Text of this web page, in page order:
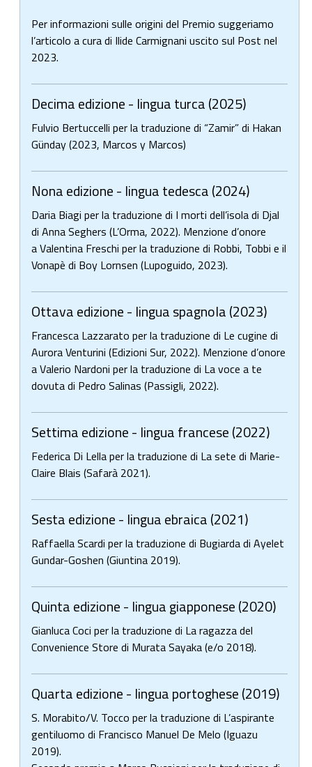
Per informazioni sulle origini del Premio suggeriamo
l’articolo a cura di Ilide Carmignani uscito sul Post nel
2023.
Decima edizione - lingua turca (2025)
Fulvio Bertuccelli per la traduzione di “Zamir” di Hakan
Günday (2023, Marcos y Marcos)
Nona edizione - lingua tedesca (2024)
Daria Biagi per la traduzione di I morti dell’isola di Djal
di Anna Seghers (L’Orma, 2022). Menzione d’onore
a Valentina Freschi per la traduzione di Robbi, Tobbi e il
Vonapè di Boy Lornsen (Lupoguido, 2023).
Ottava edizione - lingua spagnola (2023)
Francesca Lazzarato per la traduzione di Le cugine di
Aurora Venturini (Edizioni Sur, 2022). Menzione d’onore
a Valerio Nardoni per la traduzione di La voce a te
dovuta di Pedro Salinas (Passigli, 2022).
Settima edizione - lingua francese (2022)
Federica Di Lella per la traduzione di La sete di Marie-
Claire Blais (Safarà 2021).
Sesta edizione - lingua ebraica (2021)
Raffaella Scardi per la traduzione di Bugiarda di Ayelet
Gundar-Goshen (Giuntina 2019).
Quinta edizione - lingua giapponese (2020)
Gianluca Coci per la traduzione di La ragazza del
Convenience Store di Murata Sayaka (e/o 2018).
Quarta edizione - lingua portoghese (2019)
S. Morabito/V. Tocco per la traduzione di L’aspirante
gentiluomo di Francisco Manuel De Melo (Iguazu
2019).